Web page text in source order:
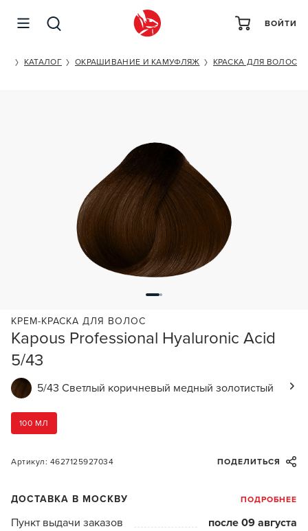
ВОЙТИ
КАТАЛОГ ОКРАШИВАНИЕ И КАМУФЛЯЖ КРАСКА ДЛЯ ВОЛОС
Kapous Professional Hyaluronic Acid
5/43
КРЕМ-КРАСКА ДЛЯ ВОЛОС
5/43 Светлый коричневый медный золотистый
100 МЛ
Артикул: 4627125927034 ПОДЕЛИТЬСЯ
ДОСТАВКА В МОСКВУ ПОДРОБНЕЕ
Пункт выдачи заказов
после 09 августа
KAPOUS PROFESSIONAL HYALURONIC ACID 5/43